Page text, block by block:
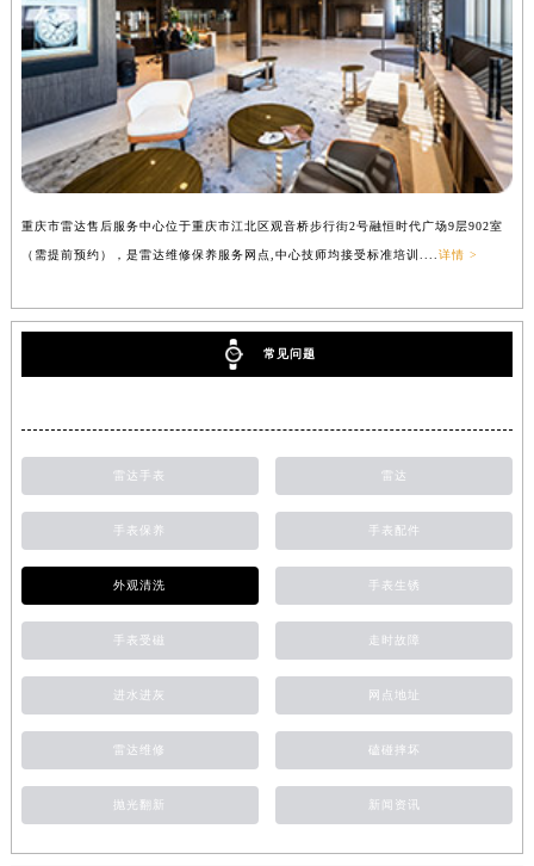
重庆市雷达售后服务中心位于重庆市江北区观音桥步行街2号融恒时代广场9层902室
（需提前预约），是雷达维修保养服务网点,中心技师均接受标准培训.... 详情 >
常见问题
雷达手表 雷达
手表保养 手表配件
外观清洗 手表生锈
手表受磁 走时故障
进水进灰 网点地址
雷达维修 磕碰摔坏
抛光翻新 新闻资讯